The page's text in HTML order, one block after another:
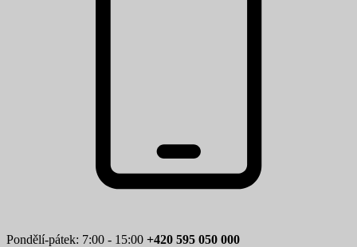
Pondělí-pátek: 7:00 - 15:00 +420 595 050 000